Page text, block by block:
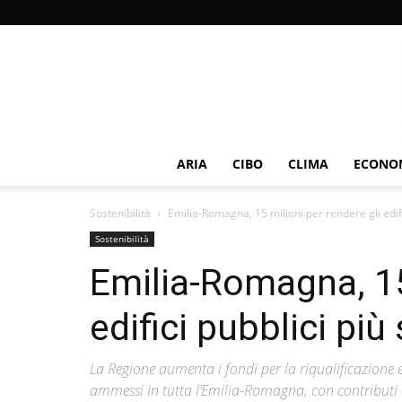
ARIA CIBO CLIMA
Sostenibilità Emilia-Romagna, 15 milioni per rendere gli
Sostenibilità
Emilia-Romagna,
edifici pubblici più
La Regione aumenta i fondi per la
ammessi in tutta l’Emilia-Romagna, con